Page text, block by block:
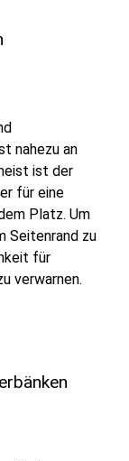
nahezu an
ist der
für eine
Platz. Um
Seitenrand zu
für
verwarnen.